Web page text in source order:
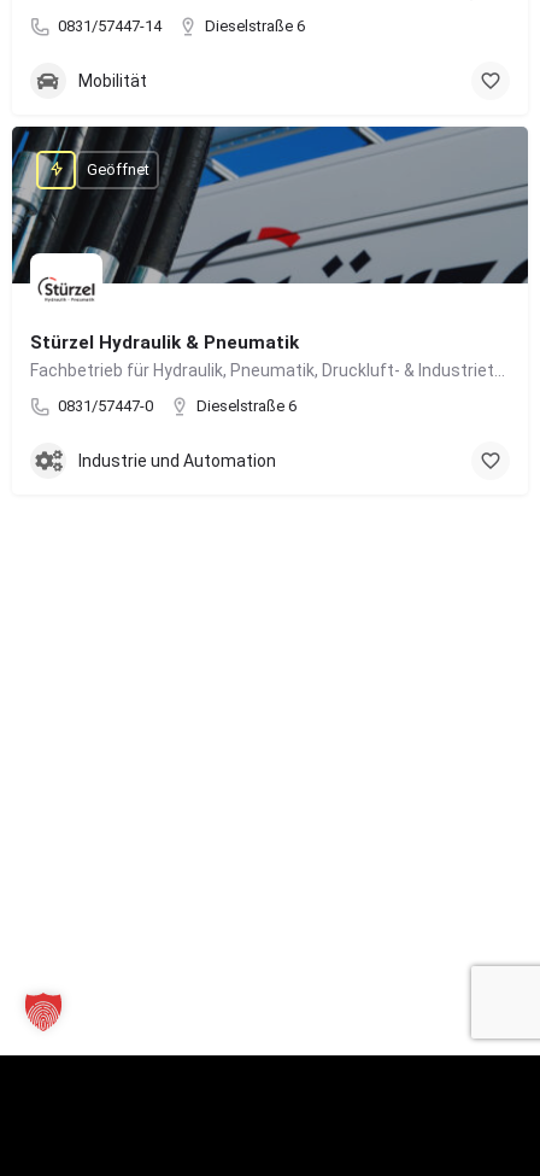
0831/57447-14 Dieselstraße 6
Mobilität
Stürzel Hydraulik & Pneumatik
0831/57447-0 Dieselstraße 6
Geöffnet
Industrie und Automation